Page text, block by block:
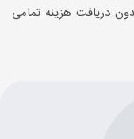
دریافت هزینه تمامی